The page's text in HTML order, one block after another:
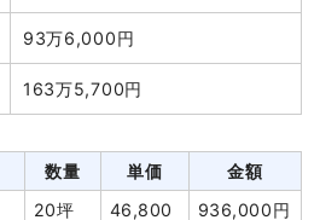
28坪 25,536円
715,000円
120m² 750円
143,000円
93万6,000円
163万5,700円
数量 単価
金額
20坪
46,800
936,000円